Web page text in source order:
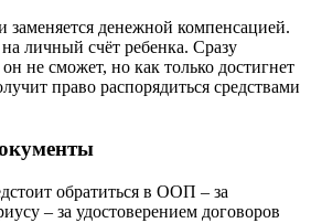
заменяется денежной компенсацией.
личный счёт ребенка. Сразу
не сможет, но как только достигнет
право распорядиться средствами
обратиться в ООП – за
– за удостоверением договоров